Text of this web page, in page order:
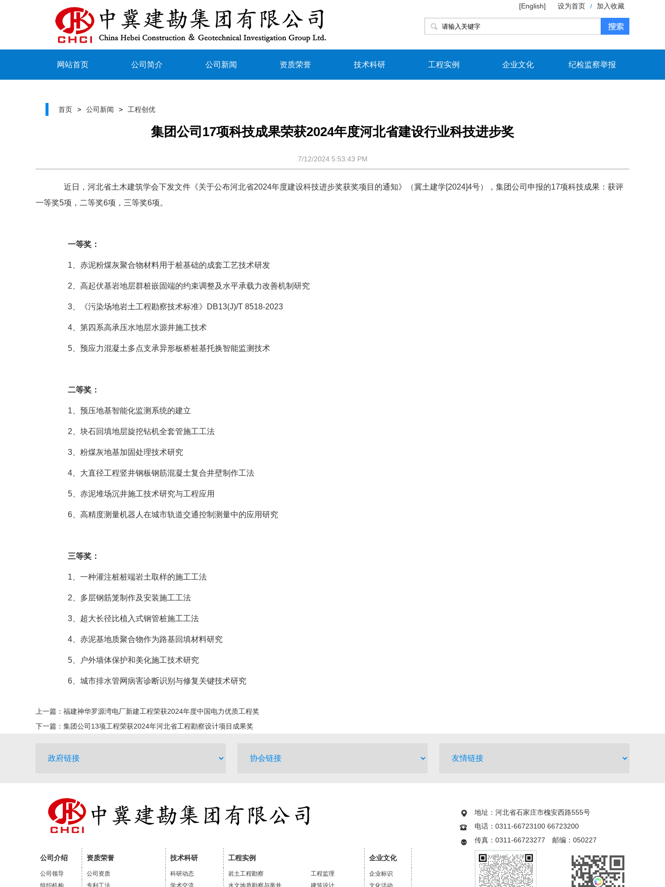
[English] 设为首页 / 加入收藏
网站首页 公司简介 公司新闻 资质荣誉 技术科研 工程实例 企业文化 纪检监察举报
首页 > 公司新闻 > 工程创优
集团公司17项科技成果荣获2024年度河北省建设行业科技进步奖
7/12/2024 5:53:43 PM
近日，河北省土木建筑学会下发文件《关于公布河北省2024年度建设科技进步奖获奖项目的通知》（冀土建学[2024]4号），集团公司申报的17项科技成果：获评
一等奖5项，二等奖6项，三等奖6项。
一等奖：
1、赤泥粉煤灰聚合物材料用于桩基础的成套工艺技术研发
2、高起伏基岩地层群桩嵌固端的约束调整及水平承载力改善机制研究
3、《污染场地岩土工程勘察技术标准》DB13(J)/T 8518-2023
4、第四系高承压水地层水源井施工技术
5、预应力混凝土多点支承异形板桥桩基托换智能监测技术
二等奖：
1、预压地基智能化监测系统的建立
2、块石回填地层旋挖钻机全套管施工工法
3、粉煤灰地基加固处理技术研究
4、大直径工程竖井钢板钢筋混凝土复合井壁制作工法
5、赤泥堆场沉井施工技术研究与工程应用
6、高精度测量机器人在城市轨道交通控制测量中的应用研究
三等奖：
1、一种灌注桩桩端岩土取样的施工工法
2、多层钢筋笼制作及安装施工工法
3、超大长径比植入式钢管桩施工工法
4、赤泥基地质聚合物作为路基回填材料研究
5、户外墙体保护和美化施工技术研究
6、城市排水管网病害诊断识别与修复关键技术研究
上一篇： 福建神华罗源湾电厂新建工程荣获2024年度中国电力优质工程奖
下一篇： 集团公司13项工程荣获2024年河北省工程勘察设计项目成果奖
公司介绍 资质荣誉 技术科研 工程实例 企业文化
公司领导 公司资质 科研动态 岩土工程勘察 工程监理
企业标识
组织机构
专利工法 学术交流 水文地质勘察与凿井 建筑设计 文化活动
地址：河北省石家庄市槐安西路555号
电话：0311-66723100 66723200
传真：0311-66723277 邮编：050227